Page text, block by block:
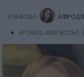
ΕΠΙΜΕΛΕΙΑ
ΧΡΟΝΟΣ ΑΝΑΓΝΩΣΗΣ